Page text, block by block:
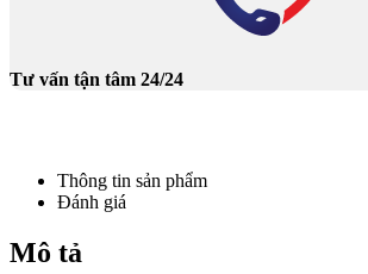
Tư vấn tận tâm 24/24
Thông tin sản phẩm
Đánh giá
Mô tả